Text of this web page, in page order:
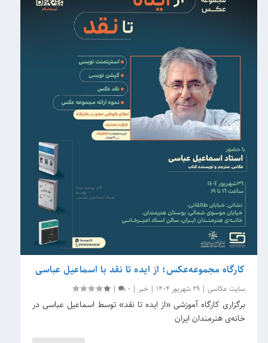
کارگاه مجموعه‌عکس؛ از ایده تا نقد با اسماعیل عباسی
سایت عکاسی |29 شهریور 1404 | خبر |
0
|
برگزاری کارگاه آموزشی «از ایده تا نقد» توسط اسماعیل عباسی در
خانه‌ی هنرمندان ایران